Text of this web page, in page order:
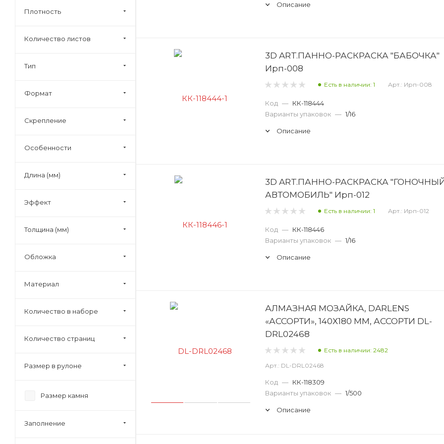
Аппликация из пуговиц Полимерная глина
Описание
3D ART.ПАННО-РАСКРАСКА "БАБОЧКА"
Ирп-008
Есть в наличии: 1 Арт.: Ирп-008
Код — КК-118444
Варианты упаковок — 1/16
Описание
3D ART.ПАННО-РАСКРАСКА
АВТОМОБИЛЬ" Ирп-012
Есть в наличии: 1 Арт.: Ирп-012
Код — КК-118446
Варианты упаковок — 1/16
Описание
АЛМАЗНАЯ МОЗАЙКА, DARLENS
«АССОРТИ», 140Х180 ММ, АССОРТИ DL-
DRL02468
Есть в наличии: 2482
Арт.: DL-DRL02468
Код — КК-118309
Варианты упаковок — 1/500
Описание
Декор из акрила
Декоративная мозаика
Декоративные
Декоративные носики
прищепки
пуговицы
Доска для лепки
декорирования
Игрушка из
Плотность
Количество листов
Тип
Формат
Скрепление
Особенности
Длина (мм)
Эффект
Толщина (мм)
Обложка
Материал
Количество в наборе
Количество страниц
Размер в рулоне
Размер камня
Заполнение